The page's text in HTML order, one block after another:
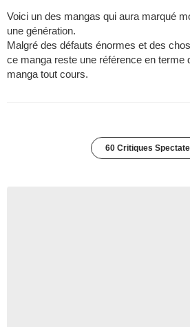
Voici un des mangas qui aura marqué
une génération.
Malgré des défauts énormes et des
ce manga reste une référence en terme
manga tout cours.
60 Critiques